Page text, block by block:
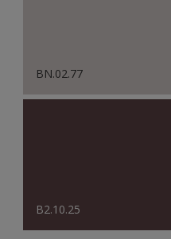
BN.02.77
B2.10.25